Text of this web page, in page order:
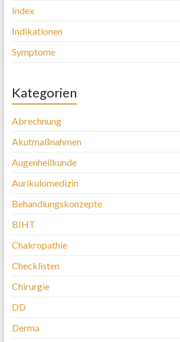
Index
Indikationen
Symptome
Kategorien
Abrechnung
Akutmaßnahmen
Augenheilkunde
Aurikulomedizin
Behandlungskonzepte
BIHT
Chakropathie
Checklisten
Chirurgie
DD
Derma